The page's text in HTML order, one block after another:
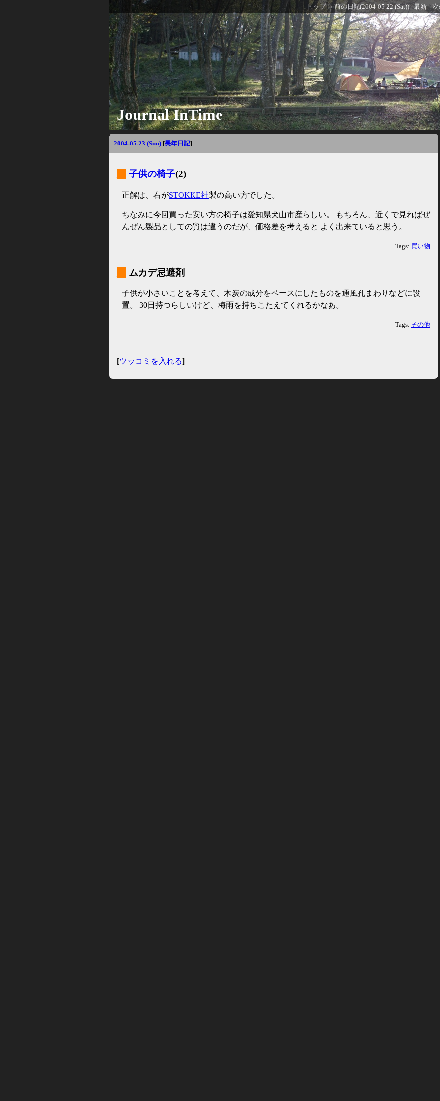
トップ «前の日記(2004-05-22 (Sat)) 最新 次
Journal InTime
2004-05-23 (Sun) [長年日記]
子供の椅子(2)
正解は、右がSTOKKE社製の高い方でした。
ちなみに今回買った安い方の椅子は愛知県犬山市産らしい。 もちろん、近くで見ればぜ
んぜん製品としての質は違うのだが、価格差を考えると よく出来ていると思う。
Tags: 買い物
ムカデ忌避剤
子供が小さいことを考えて、木炭の成分をベースにしたものを通風孔まわりなどに設
置。 30日持つらしいけど、梅雨を持ちこたえてくれるかなあ。
Tags: その他
[ツッコミを入れる]